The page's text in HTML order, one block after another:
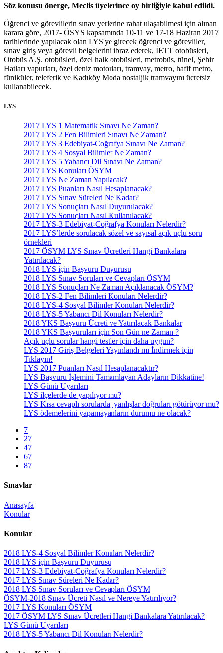
Söz konusu önerge, Meclis üyelerince oy birliğiyle kabul edildi.
Öğrenci ve görevlilerin sınav yerlerine rahat ulaşabilmesi için alınan
karara göre, 2017- ÖSYS kapsamında 10-11 ve 17-18 Haziran 2017
tarihlerinde yapılacak olan LYS'ye girecek öğrenci ve görevliler,
sınav giriş veya görevli belgelerini ibraz ederek, İETT otobüsleri,
Otobüs A.Ş. otobüsleri, özel halk otobüsleri, metrobüs, tünel, Şehir
Hatları vapurları, özel deniz motorları, tramvay, metro, hafif metro,
füniküler, teleferik ve Kadıköy Moda nostaljik tramvayını ücretsiz
kullanabilecek.
LYS
2017 LYS 1 Matematik Sınavı Ne Zaman?
2017 LYS 2 Fen Bilimleri Sınavı Ne Zaman?
2017 LYS 3 Edebiyat-Coğrafya Sınavı Ne Zaman?
2017 LYS 4 Sosyal Bilimler Ne Zaman?
2017 LYS 5 Yabancı Dil Sınavı Ne Zaman?
2017 LYS Konuları ÖSYM
2017 LYS Ne Zaman Yapılacak?
2017 LYS Puanları Nasıl Hesaplanacak?
2017 LYS Sınav Süreleri Ne Kadar?
2017 LYS Sonuçları Nasıl Duyurulacak?
2017 LYS Sonuçları Nasıl Kullanılacak?
2017 LYS-3 Edebiyat-Coğrafya Konuları Nelerdir?
2017 LYS’lerde sorulacak sözel ve sayısal açık uçlu soru
örnekleri
2017 ÖSYM LYS Sınav Ücretleri Hangi Bankalara
Yatırılacak?
2018 LYS için Başvuru Duyurusu
2018 LYS Sınav Soruları ve Cevapları ÖSYM
2018 LYS Sonuçları Ne Zaman Açıklanacak ÖSYM?
2018 LYS-2 Fen Bilimleri Konuları Nelerdir?
2018 LYS-4 Sosyal Bilimler Konuları Nelerdir?
2018 LYS-5 Yabancı Dil Konuları Nelerdir?
2018 YKS Başvuru Ücreti ve Yatırılacak Bankalar
2018 YKS Başvuruları için Son Gün ne Zaman ?
Açık uçlu sorular hangi testler için daha uygun?
LYS 2017 Giriş Belgeleri Yayınlandı mı İndirmek için
Tıklayın!
LYS 2017 Puanları Nasıl Hesaplanacaktır?
LYS Başvuru İşlemini Tamamlayan Adayların Dikkatine!
LYS Günü Uyarıları
LYS ilçelerde de yapılıyor mu?
LYS Kısa cevaplı sorularda, yanlışlar doğruları götürüyor mu?
LYS ödemelerini yapamayanların durumu ne olacak?
7
27
47
67
87
Sınavlar
Anasayfa
Konular
Konular
2018 LYS-4 Sosyal Bilimler Konuları Nelerdir?
2018 LYS için Başvuru Duyurusu
2017 LYS-3 Edebiyat-Coğrafya Konuları Nelerdir?
2017 LYS Sınav Süreleri Ne Kadar?
2018 LYS Sınav Soruları ve Cevapları ÖSYM
ÖSYM-2018 Sınav Ücreti Nasıl ve Nereye Yatırılıyor?
2017 LYS Konuları ÖSYM
2017 ÖSYM LYS Sınav Ücretleri Hangi Bankalara Yatırılacak?
LYS Günü Uyarıları
2018 LYS-5 Yabancı Dil Konuları Nelerdir?